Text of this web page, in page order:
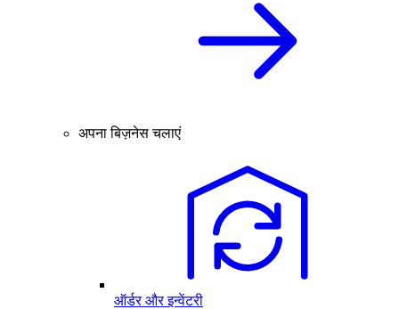
अपना बिज़नेस चलाएं
ऑर्डर और इन्वेंटरी